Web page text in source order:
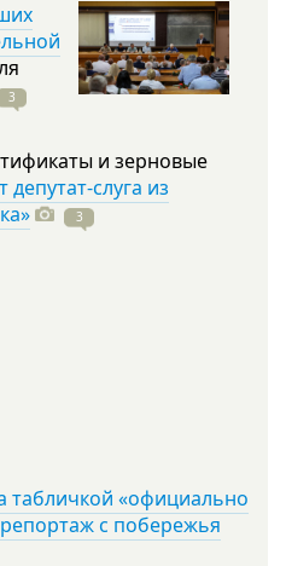
3
и зерновые
депутат-слуга из
3
табличкой «официально
с побережья